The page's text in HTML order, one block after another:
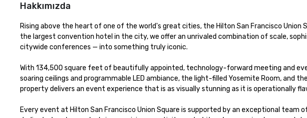
Hakkımızda
Rising above the heart of one of the world's great cities, the Hilton San Francisco
the largest convention hotel in the city, we offer an unrivaled combination of scale,
citywide conferences — into something truly iconic.
With 134,500 square feet of beautifully appointed, technology-forward meeting and
soaring ceilings and programmable LED ambiance, the light-filled Yosemite Room, and
property delivers an event experience that is as visually stunning as it is operationally
Every event at Hilton San Francisco Union Square is supported by an exceptional